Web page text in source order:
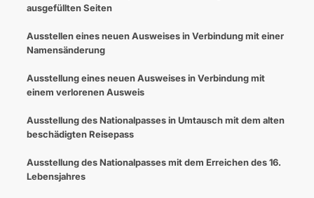
ausgefüllten Seiten
Ausstellen eines neuen Ausweises in Verbindung mit einer
Namensänderung
Ausstellung eines neuen Ausweises in Verbindung mit
einem verlorenen Ausweis
Ausstellung des Nationalpasses in Umtausch mit dem alten
beschädigten Reisepass
Ausstellung des Nationalpasses mit dem Erreichen des 16.
Lebensjahres